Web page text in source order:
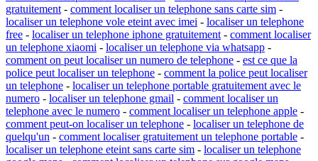
gratuitement - comment localiser un telephone sans carte sim -
localiser un telephone vole eteint avec imei - localiser un telephone
free - localiser un telephone iphone gratuitement - comment localiser
un telephone xiaomi - localiser un telephone via whatsapp -
comment on peut localiser un numero de telephone - est ce que la
police peut localiser un telephone - comment la police peut localiser
un telephone - localiser un telephone portable gratuitement avec le
numero - localiser un telephone gmail - comment localiser un
telephone avec le numero - comment localiser un telephone apple -
comment peut-on localiser un telephone - localiser un telephone de
quelqu'un - comment localiser gratuitement un telephone portable -
localiser un telephone eteint sans carte sim - localiser un telephone